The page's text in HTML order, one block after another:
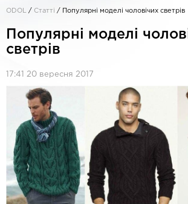
ODOL / Статті / Популярні моделі чоловічих светрів
Популярні моделі
светрів
17:41 20 вересня 2017